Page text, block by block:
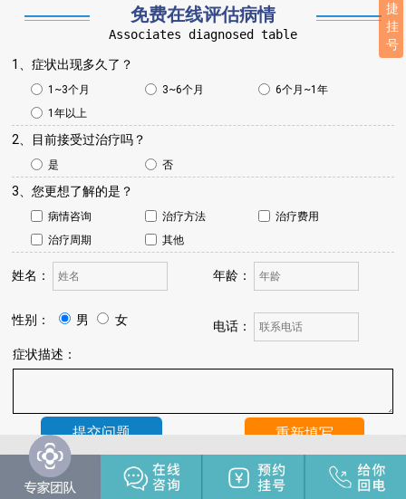
免费在线评估病情
Associates diagnosed table
1、症状出现多久了？
1~3个月 3~6个月
6个月~1年
1年以上
2、目前接受过治疗吗？
是 否
3、您更想了解的是？
病情咨询 治疗方法
治疗费用
治疗周期
其他
姓名： 年龄：
性别： 男 女
电话：
症状描述：
温馨提示：
我院将于24小时内与您联系，请保持手机畅通，注
意来电。
捷
挂
号